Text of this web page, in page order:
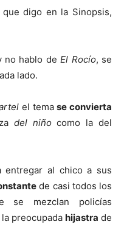
digo en la Sinopsis,
no hablo deEl Rocío, se
lado.
el temase convierta
del niñocomo la del
entregar al chico a sus
de casi todos los
se mezclan policías
preocupada hijastra de